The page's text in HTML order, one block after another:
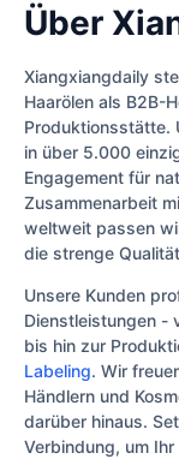
Über
Xiangxiangdaily
Haarölen als B2B-
Produktionsstätte.
in über 5.000
Engagement für
Zusammenarbeit
weltweit passen
die strenge
Unsere Kunden
Dienstleistungen -
bis hin zur
Labeling. Wir
Händlern und
darüber hinaus.
Verbindung, um